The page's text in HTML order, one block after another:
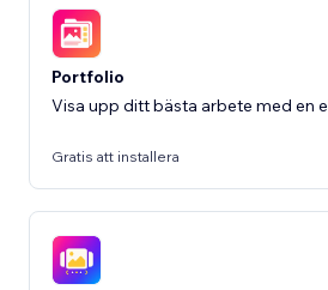
Portfolio
Visa upp ditt bästa arbete med en
Gratis att installera